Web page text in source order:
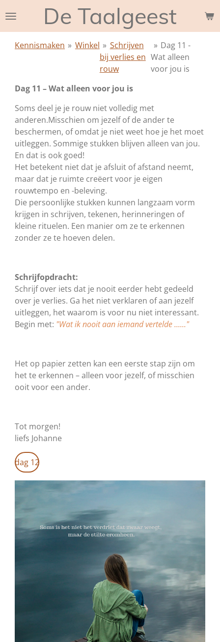
direct
naar
De Taalgeest
Kennismaken » Winkel » Schrijven
bij verlies en
rouw
» Dag 11 -
Wat alleen
voor jou is
Dag 11 – Wat alleen voor jou is
Soms deel je je rouw niet volledig met
anderen.Misschien om jezelf of de ander te
beschermen, of omdat je niet weet hoe je het moet
uitleggen. Sommige stukken blijven alleen van jou.
En dat is ook goed!
Het betekent niet dat je afsluit of afstand neemt,
maar dat je ruimte creëert voor je eigen
rouwtempo en -beleving.
Die persoonlijke stukken kunnen langzaam vorm
krijgen in schrijven, tekenen, herinneringen of
kleine rituelen. Een manier om ze te erkennen
zonder ze te hoeven delen.
Schrijfopdracht:
Schrijf over iets dat je nooit eerder hebt gedeeld
over je verlies. Ga het niet verklaren of aan jezelf
uitleggen, het waarom is voor nu niet interessant.
Begin met: "Wat ik nooit aan iemand vertelde ......"
Het op papier zetten kan een eerste stap zijn om
het te erkennen – alleen voor jezelf, of misschien
ooit voor een ander.
Tot morgen!
liefs Johanne
dag 12